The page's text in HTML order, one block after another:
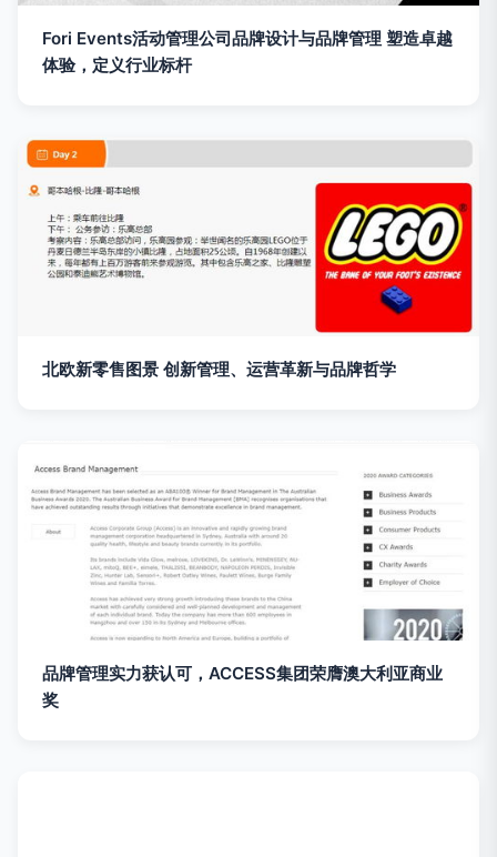
Fori Events活动管理公司品牌设计与品牌管理 塑造卓越
体验，定义行业标杆
北欧新零售图景 创新管理、运营革新与品牌哲学
品牌管理实力获认可，ACCESS集团荣膺澳大利亚商业
奖